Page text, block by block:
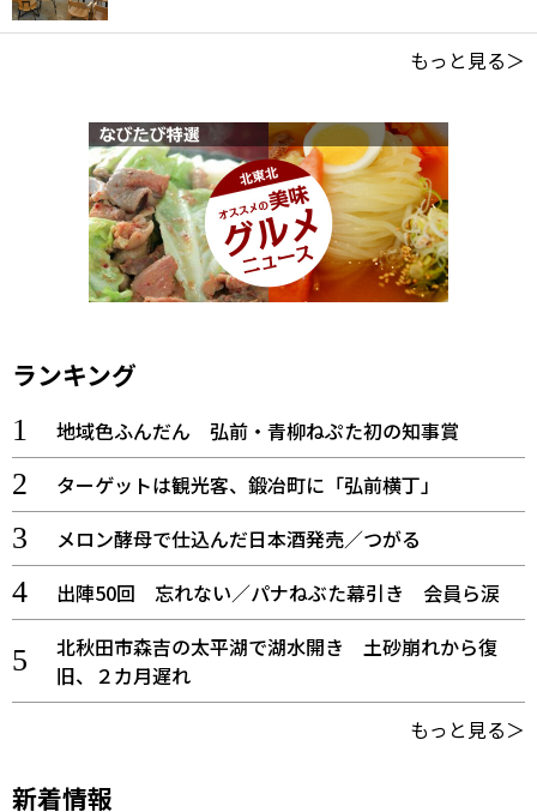
もっと見る＞
ランキング
地域色ふんだん 弘前・青柳ねぷた初の知事賞
ターゲットは観光客、鍛冶町に「弘前横丁」
メロン酵母で仕込んだ日本酒発売／つがる
出陣50回 忘れない／パナねぶた幕引き 会員ら涙
北秋田市森吉の太平湖で湖水開き 土砂崩れから復
旧、２カ月遅れ
もっと見る＞
新着情報